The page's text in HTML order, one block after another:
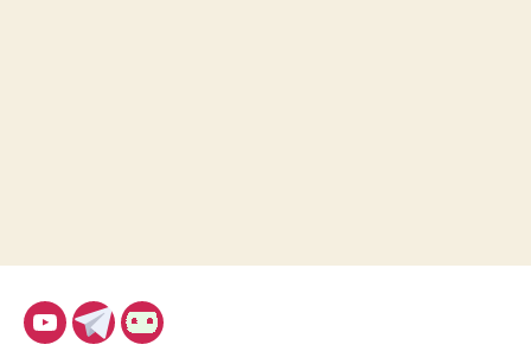
YouTubeTelegramCastopod